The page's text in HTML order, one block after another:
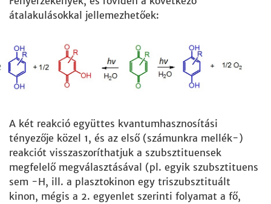
átalakulásokkal jellemezhetőek:
A két reakció együttes kvantumhasznosítási
tényezője közel 1, és az első (számunkra mellék-)
reakciót visszaszoríthatjuk a szubsztituensek
megfelelő megválasztásával (pl. egyik szubsztituens
sem -H, ill. a plasztokinon egy triszubsztituált
kinon, mégis a 2. egyenlet szerinti folyamat a fő,